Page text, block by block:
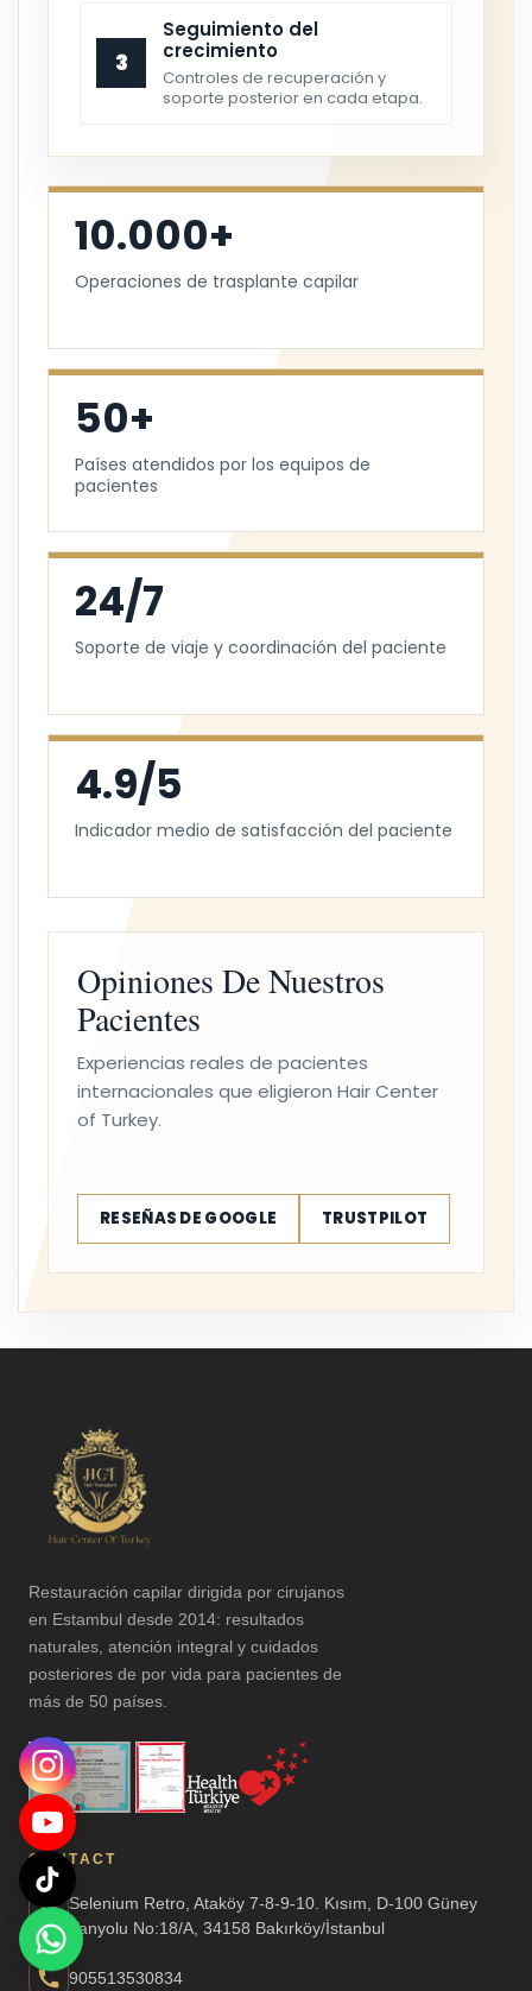
3
Seguimiento del
crecimiento
Controles de recuperación y
soporte posterior en cada etapa.
10.000+
Operaciones de trasplante capilar
50+
Países atendidos por los equipos de
pacientes
24/7
Soporte de viaje y coordinación del paciente
4.9/5
Indicador medio de satisfacción del paciente
Opiniones De Nuestros
Pacientes
Experiencias reales de pacientes
internacionales que eligieron Hair Center
of Turkey.
RESEÑAS DE GOOGLE TRUSTPILOT
Restauración capilar dirigida por cirujanos
en Estambul desde 2014: resultados
naturales, atención integral y cuidados
posteriores de por vida para pacientes de
más de 50 países.
CONTACT
Selenium Retro, Ataköy 7-8-9-10. Kısım, D-100 Güney
Yanyolu No:18/A, 34158 Bakırköy/İstanbul
905513530834